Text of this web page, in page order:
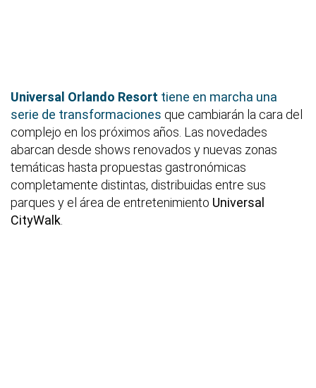
Universal Orlando Resort tiene en marcha una
serie de transformaciones que cambiarán la cara del
complejo en los próximos años. Las novedades
abarcan desde shows renovados y nuevas zonas
temáticas hasta propuestas gastronómicas
completamente distintas, distribuidas entre sus
parques y el área de entretenimiento Universal
CityWalk